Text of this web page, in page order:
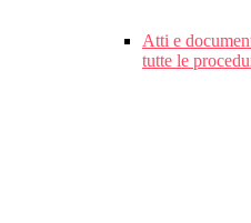
Atti e
tutte le